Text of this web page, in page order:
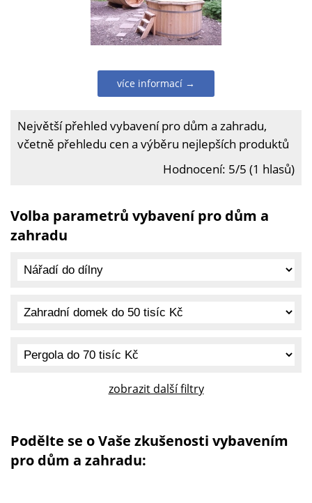
více informací →
Největší přehled vybavení pro dům a zahradu,
včetně přehledu cen a výběru nejlepších produktů
Hodnocení: 5/5 (1 hlasů)
Volba parametrů vybavení pro dům a
zahradu
zobrazit další filtry
Podělte se o Vaše zkušenosti vybavením
pro dům a zahradu: